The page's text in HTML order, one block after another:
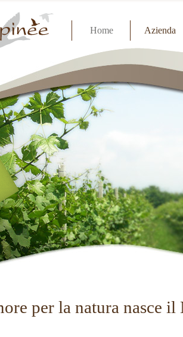
Home Azienda
per la natura nasce il